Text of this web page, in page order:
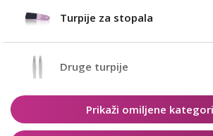
Turpije za stopala
Druge turpije
Prikaži omiljene